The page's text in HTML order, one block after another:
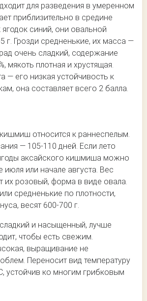
для разведения в умеренном
приблизительно в средине
ягодок синий, они овальной
г. Грозди средненькие, их масса —
очень сладкий, содержание
мякоть плотная и хрустящая.
— его низкая устойчивость к
она составляет всего 2 балла.
относится к раннеспелым.
— 105-110 дней. Если лето
аксайского кишмиша можно
июля или начале августа. Вес
их розовый, форма в виде овала.
средненькие по плотности,
весят 600-700 г.
и насыщенный, лучше
чтобы есть свежим.
выращивание не
Переносит вид температуру
устойчив ко многим грибковым